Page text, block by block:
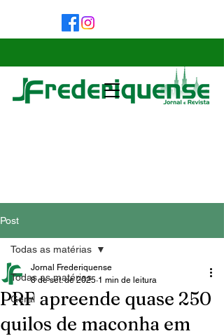
Post
Todas as matérias
Geral
Todas as matérias
PRF apreende quase 250
quilos de maconha em
Jornal Frederiquense
8 de set. de 2025 1 min de leitura